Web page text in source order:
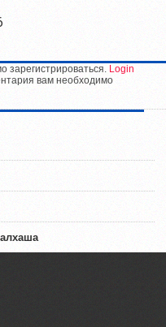
зарегистрироваться. Login
вам необходимо